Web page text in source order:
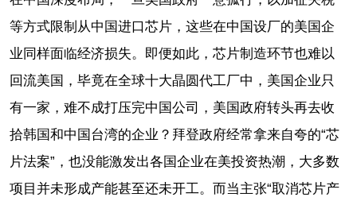
等方式限制从中国进口芯片，这些在中国设厂的美国企
业同样面临经济损失。即便如此，芯片制造环节也难以
回流美国，毕竟在全球十大晶圆代工厂中，美国企业只
有一家，难不成打压完中国公司，美国政府转头再去收
拾韩国和中国台湾的企业？拜登政府经常拿来自夸的“芯
片法案”，也没能激发出各国企业在美投资热潮，大多数
项目并未形成产能甚至还未开工。而当主张“取消芯片产